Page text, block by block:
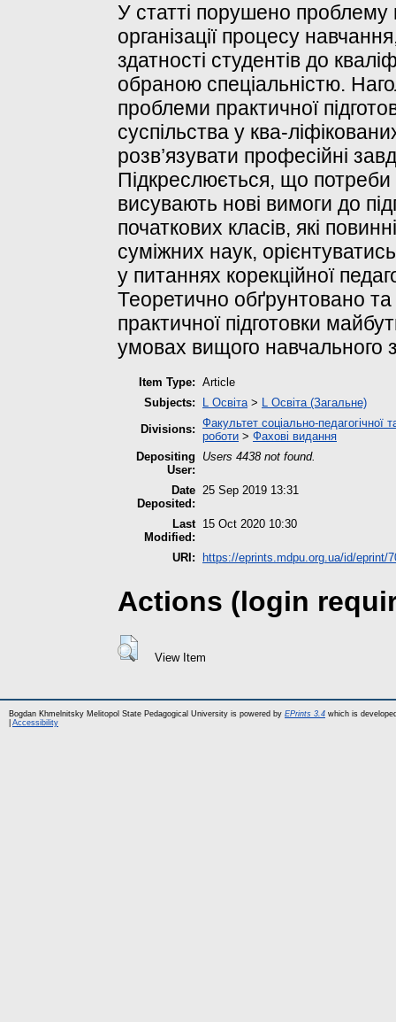
У статті порушено
організації процесу
здатності студентів до
обраною спеціальністю.
проблеми практичної
суспільства у ква-
розв’язувати професійні
Підкреслюється, що потреби
висувають нові вимоги до
початкових класів, які
суміжних наук, орієнтуватись
у питаннях корекційної
Теоретично обґрунтовано та
практичної підготовки
умовах вищого навчального
Item Type: Article
Subjects:
L Освіта> L Освіта (Загальне)
Divisions: Факультет соціально-педагогічної
роботи > Фахові видання
Depositing
User:
Users 4438 not found.
Date
Deposited:
25 Sep 2019 13:31
Last
Modified:
15 Oct 2020 10:30
URI: https://eprints.mdpu.org.ua/id/eprint/
Actions (login
View Item
Bogdan Khmelnitsky Melitopol State Pedagogical University is powered by EPrints 3.4 which is
Accessibility